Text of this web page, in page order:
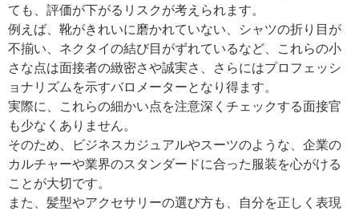
ても、評価が下がるリスクが考えられます。
例えば、靴がきれいに磨かれていない、シャツの折り目が
不揃い、ネクタイの結び目がずれているなど、これらの小
さな点は面接者の緻密さや誠実さ、さらにはプロフェッシ
ョナリズムを示すバロメーターとなり得ます。
実際に、これらの細かい点を注意深くチェックする面接官
も少なくありません。
そのため、ビジネスカジュアルやスーツのような、企業の
カルチャーや業界のスタンダードに合った服装を心がける
ことが大切です。
また、髪型やアクセサリーの選び方も、自分を正しく表現